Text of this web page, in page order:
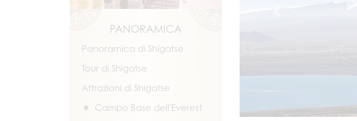
PANORAMICA
Panoramica di Shigatse
Tour di Shigatse
Attrazioni di Shigatse
Campo Base dell'Everest